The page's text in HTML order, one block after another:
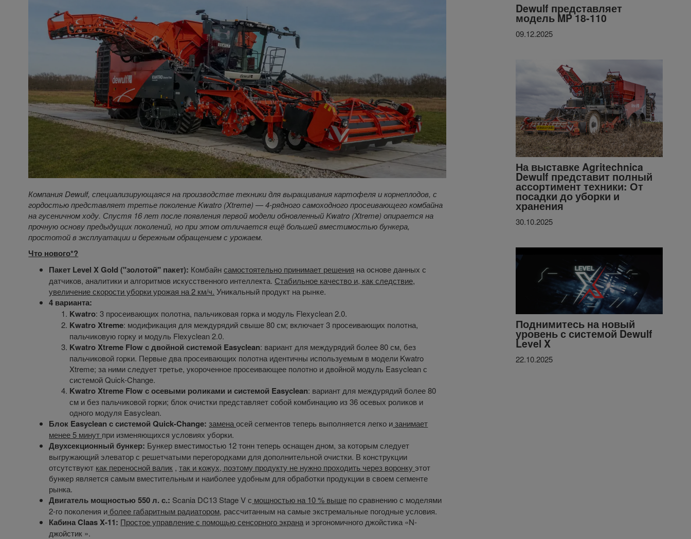
Компания Dewulf, специализирующаяся на производстве техники для выращивания картофеля и корнеплодов, с
гордостью представляет третье поколение Kwatro (Xtreme) — 4-рядного самоходного просеивающего комбайна
на гусеничном ходу. Спустя 16 лет после появления первой модели обновленный Kwatro (Xtreme) опирается на
прочную основу предыдущих поколений, но при этом отличается ещё большей вместимостью бункера,
простотой в эксплуатации и бережным обращением с урожаем.
Что нового*?
Пакет Level X Gold ("золотой" пакет): Комбайнсамостоятельно принимает решения на основе данных с
датчиков, аналитики и алгоритмов искусственного интеллекта. Стабильное качество и, как следствие,
увеличение скорости уборки урожая на 2 км/ч. Уникальный продукт на рынке.
4 варианта:
Kwatro: 3 просеивающих полотна, пальчиковая горка и модуль Flexyclean 2.0.
Kwatro Xtreme: модификация для междурядий свыше 80 см; включает 3 просеивающих полотна,
пальчиковую горку и модуль Flexyclean 2.0.
Kwatro Xtreme Flow с двойной системой Easyclean: вариант для междурядий более 80 см, без
пальчиковой горки. Первые два просеивающих полотна идентичны используемым в модели Kwatro
Xtreme; за ними следует третье, укороченное просеивающее полотно и двойной модуль Easyclean с
системой Quick-Change.
Kwatro Xtreme Flow с осевыми роликами и системой Easyclean: вариант для междурядий более 80
см и без пальчиковой горки; блок очистки представляет собой комбинацию из 36 осевых роликов и
одного модуля Easyclean.
Блок Easyclean с системой Quick-Change:заменаосей сегментов теперь выполняется легко изанимает
менее 5 минут при изменяющихся условиях уборки.
Двухсекционный бункер: Бункер вместимостью 12 тонн теперь оснащен дном, за которым следует
выгружающий элеватор с решетчатыми перегородками для дополнительной очистки. В конструкции
отсутствуют как переносной валик ,так и кожух, поэтому продукту не нужно проходить через воронкуэтот
бункер является самым вместительным и наиболее удобным для обработки продукции в своем сегменте
рынка.
Двигатель мощностью 550 л. с.: Scania DC13 Stage V с мощностью на 10 % выше по сравнению с моделями
2-го поколения и более габаритным радиатором, рассчитанным на самые экстремальные погодные условия.
Кабина Claas X-11: Простое управление с помощью сенсорного экрана и эргономичного джойстика «N-
джойстик ».
Dewulf представляет
модель MP 18-110
09.12.2025
На выставке Agritechnica
Dewulf представит полный
ассортимент техники: От
посадки до уборки и
хранения
30.10.2025
Поднимитесь на новый
уровень с системой Dewulf
Level X
22.10.2025